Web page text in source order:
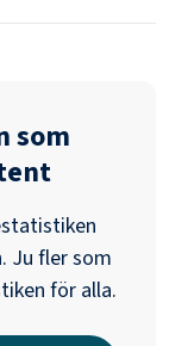
som
Ju fler som
för alla.